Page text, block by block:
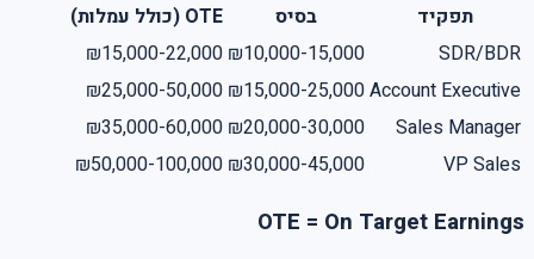
תפקיד בסיס
OTE (כולל עמלות)
SDR/BDR
₪10,000-15,000
₪15,000-22,000
Account Executive
₪15,000-25,000
₪25,000-50,000
Sales Manager
₪20,000-30,000
₪35,000-60,000
VP Sales
₪30,000-45,000
₪50,000-100,000
OTE = On Target Earnings